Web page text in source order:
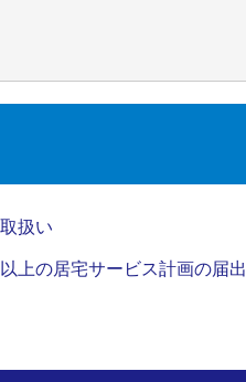
扱い
上の居宅サービス計画の届出